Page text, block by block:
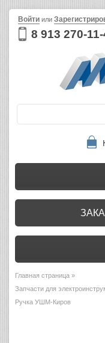
8 913 270-
Войти или
Главная страница »
Запчасти для
Ручка УШМ-Киров